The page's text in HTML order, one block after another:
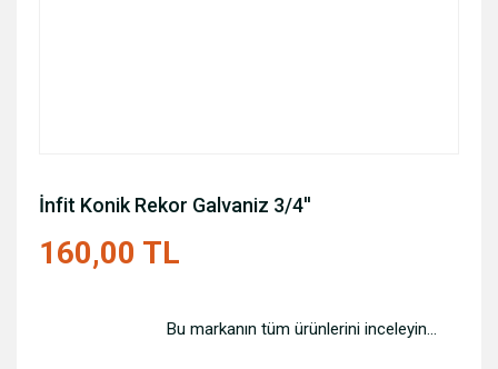
İnfit Konik Rekor Galvaniz 3/4''
160,00 TL
Bu markanın tüm ürünlerini inceleyin...